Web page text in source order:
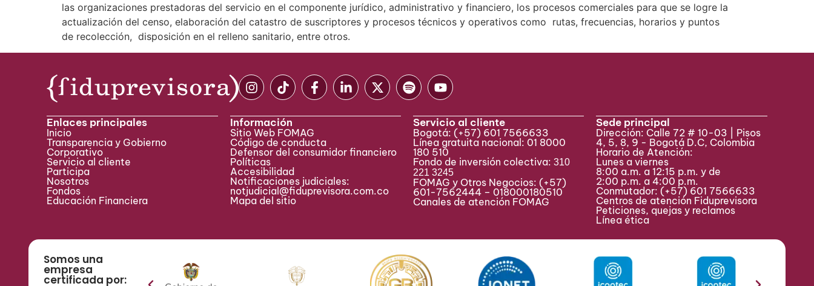
las organizaciones prestadoras del servicio en el componente jurídico, administrativo y financiero, los procesos comerciales para que se logre la
actualización del censo, elaboración del catastro de suscriptores y procesos técnicos y operativos como rutas, frecuencias, horarios y puntos
de recolección, disposición en el relleno sanitario, entre otros.
Enlaces principales
Inicio
Transparencia y Gobierno
Corporativo
Servicio al cliente
Participa ​
Nosotros
Fondos
Educación Financiera
Información
Sitio Web FOMAG
Código de conducta
Defensor del consumidor financiero
Políticas
Accesibilidad
Notificaciones judiciales:
notjudicial@fiduprevisora.com.co
Mapa del sitio
Servicio al cliente
Bogotá: (+57) 601 7566633
Línea gratuita nacional: 01 8000
180 510
Fondo de inversión colectiva: 310
221 3245
FOMAG y Otros Negocios: (+57)
601-7562444 – 018000180510
Canales de atención FOMAG
Sede principal
Dirección: Calle 72 # 10-03 | Pisos
4, 5, 8, 9 - Bogotá D.C, Colombia
Horario de Atención:
Lunes a viernes
8:00 a.m. a 12:15 p.m. y de
2:00 p.m. a 4:00 p.m.
Conmutador: (+57) 601 7566633
Centros de atención Fiduprevisora
Peticiones, quejas y reclamos
Línea ética
Somos una
empresa
certificada por: